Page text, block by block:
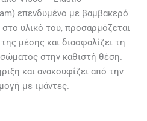
επενδυμένο με βαμβακερό
υλικό του, προσαρμόζεται
μέσης και διασφαλίζει τη
στην καθιστή θέση.
και ανακουφίζει από την
με ιμάντες.